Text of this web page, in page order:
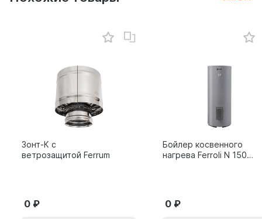
Зонт-К с
ветрозащитой Ferrum
0
Бойлер косвенного
нагрева Ferroli N 150
0